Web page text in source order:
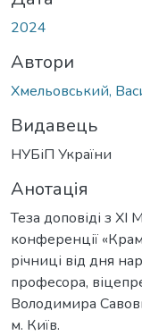
2024
Автори
Хмельовський,
Видавець
НУБіП України
Анотація
Теза доповіді з ХІ
конференції
річниці від дня
професора,
Володимира
м. Київ.